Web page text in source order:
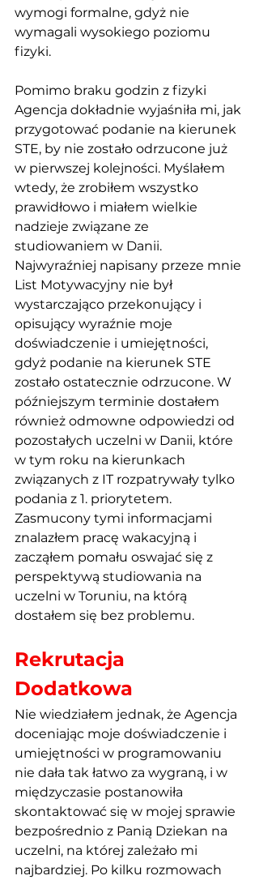
wymogi formalne, gdyż nie
wymagali wysokiego poziomu
fizyki.
Pomimo braku godzin z fizyki
Agencja dokładnie wyjaśniła mi, jak
przygotować podanie na kierunek
STE, by nie zostało odrzucone już
w pierwszej kolejności. Myślałem
wtedy, że zrobiłem wszystko
prawidłowo i miałem wielkie
nadzieje związane ze
studiowaniem w Danii.
Najwyraźniej napisany przeze mnie
List Motywacyjny nie był
wystarczająco przekonujący i
opisujący wyraźnie moje
doświadczenie i umiejętności,
gdyż podanie na kierunek STE
zostało ostatecznie odrzucone. W
późniejszym terminie dostałem
również odmowne odpowiedzi od
pozostałych uczelni w Danii, które
w tym roku na kierunkach
związanych z IT rozpatrywały tylko
podania z 1. priorytetem.
Zasmucony tymi informacjami
znalazłem pracę wakacyjną i
zacząłem pomału oswajać się z
perspektywą studiowania na
uczelni w Toruniu, na którą
dostałem się bez problemu.
Rekrutacja
Dodatkowa
Nie wiedziałem jednak, że Agencja
doceniając moje doświadczenie i
umiejętności w programowaniu
nie dała tak łatwo za wygraną, i w
międzyczasie postanowiła
skontaktować się w mojej sprawie
bezpośrednio z Panią Dziekan na
uczelni, na której zależało mi
najbardziej. Po kilku rozmowach